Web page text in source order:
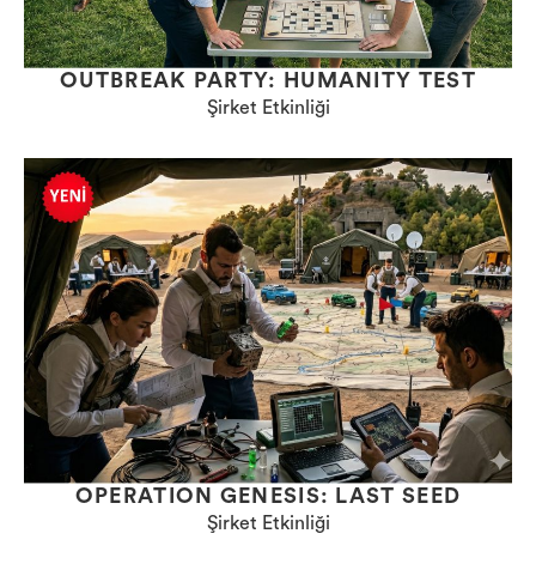
OUTBREAK PARTY: HUMANITY TEST
Şirket Etkinliği
OPERATION GENESIS: LAST SEED
Şirket Etkinliği